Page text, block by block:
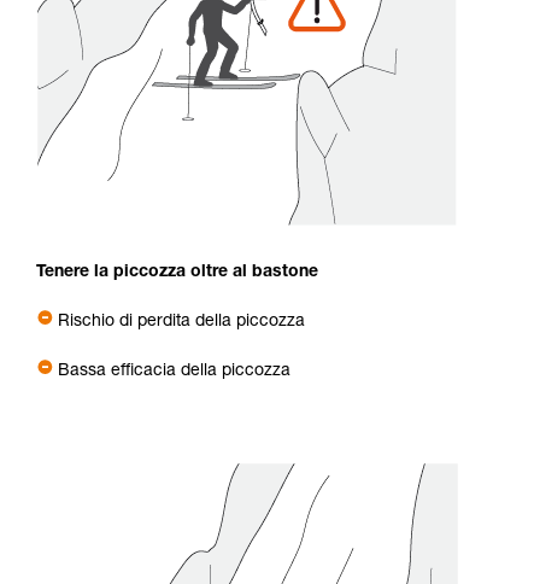
Tenere la piccozza oltre al bastone
Rischio di perdita della piccozza
Bassa efficacia della piccozza